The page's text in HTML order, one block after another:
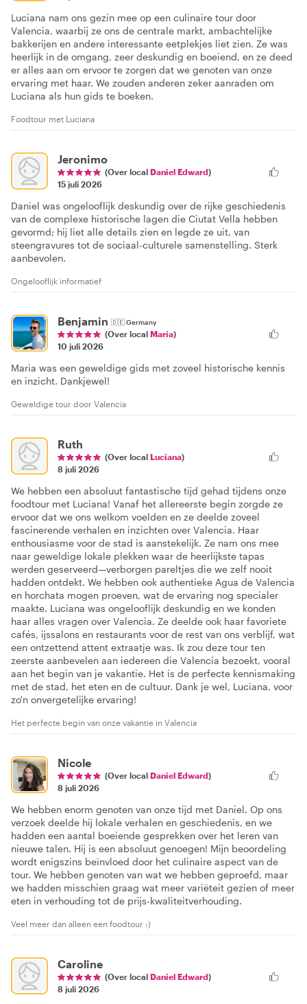
Luciana nam ons gezin mee op een culinaire tour door
Valencia, waarbij ze ons de centrale markt, ambachtelijke
bakkerijen en andere interessante eetplekjes liet zien. Ze was
heerlijk in de omgang, zeer deskundig en boeiend, en ze deed
er alles aan om ervoor te zorgen dat we genoten van onze
ervaring met haar. We zouden anderen zeker aanraden om
Luciana als hun gids te boeken.
Foodtour met Luciana
Jeronimo
(Over local Daniel Edward)
15 juli 2026
Daniel was ongelooflijk deskundig over de rijke geschiedenis
van de complexe historische lagen die Ciutat Vella hebben
gevormd; hij liet alle details zien en legde ze uit, van
steengravures tot de sociaal-culturele samenstelling. Sterk
aanbevolen.
Ongelooflijk informatief
Benjamin 🇩🇪Germany
(Over local Maria)
10 juli 2026
Maria was een geweldige gids met zoveel historische kennis
en inzicht. Dankjewel!
Geweldige tour door Valencia
Ruth
(Over local Luciana)
8 juli 2026
We hebben een absoluut fantastische tijd gehad tijdens onze
foodtour met Luciana! Vanaf het allereerste begin zorgde ze
ervoor dat we ons welkom voelden en ze deelde zoveel
fascinerende verhalen en inzichten over Valencia. Haar
enthousiasme voor de stad is aanstekelijk. Ze nam ons mee
naar geweldige lokale plekken waar de heerlijkste tapas
werden geserveerd—verborgen pareltjes die we zelf nooit
hadden ontdekt. We hebben ook authentieke Agua de Valencia
en horchata mogen proeven, wat de ervaring nog specialer
maakte. Luciana was ongelooflijk deskundig en we konden
haar alles vragen over Valencia. Ze deelde ook haar favoriete
cafés, ijssalons en restaurants voor de rest van ons verblijf, wat
een ontzettend attent extraatje was. Ik zou deze tour ten
zeerste aanbevelen aan iedereen die Valencia bezoekt, vooral
aan het begin van je vakantie. Het is de perfecte kennismaking
met de stad, het eten en de cultuur. Dank je wel, Luciana, voor
zo'n onvergetelijke ervaring!
Het perfecte begin van onze vakantie in Valencia
Nicole
(Over local Daniel Edward)
8 juli 2026
We hebben enorm genoten van onze tijd met Daniel. Op ons
verzoek deelde hij lokale verhalen en geschiedenis, en we
hadden een aantal boeiende gesprekken over het leren van
nieuwe talen. Hij is een absoluut genoegen! Mijn beoordeling
wordt enigszins beïnvloed door het culinaire aspect van de
tour. We hebben genoten van wat we hebben geproefd, maar
we hadden misschien graag wat meer variëteit gezien of meer
eten in verhouding tot de prijs-kwaliteitverhouding.
Veel meer dan alleen een foodtour :)
Caroline
(Over local Daniel Edward)
8 juli 2026